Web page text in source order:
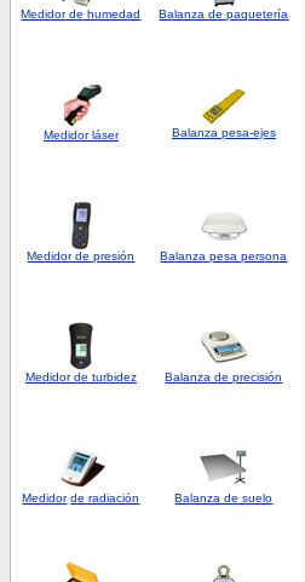
Medidorde humedad Balanza de paquetería
Medidor láser Balanza pesa-ejes
Medidor de presión Balanza pesa persona
Medidor de turbidez Balanza de precisión
Medidor de radiación Balanza de suelo